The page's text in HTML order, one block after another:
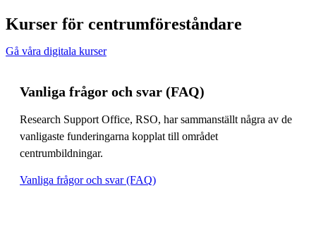
Kurser för centrumföreståndare
Gå våra digitala kurser
Vanliga frågor och svar (FAQ)
Research Support Office, RSO, har sammanställt några av de
vanligaste funderingarna kopplat till området
centrumbildningar.
Vanliga frågor och svar (FAQ)